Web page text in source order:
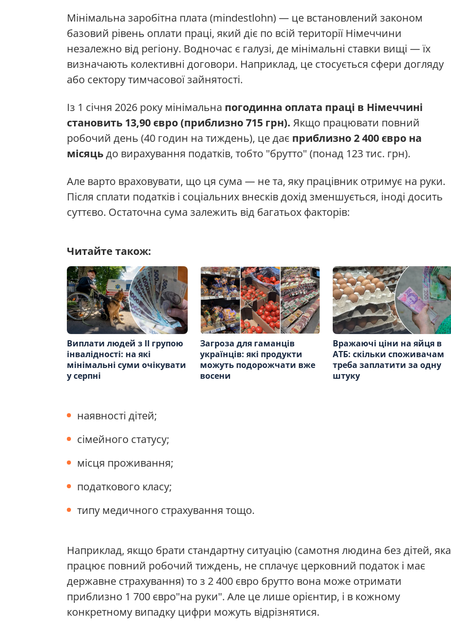
Мінімальна заробітна плата (mindestlohn) — це встановлений законом
базовий рівень оплати праці, який діє по всій території Німеччини
незалежно від регіону. Водночас є галузі, де мінімальні ставки вищі — їх
визначають колективні договори. Наприклад, це стосується сфери догляду
або сектору тимчасової зайнятості.
Із 1 січня 2026 року мінімальна погодинна оплата праці в Німеччині
становить 13,90 євро (приблизно 715 грн). Якщо працювати повний
робочий день (40 годин на тиждень), це дає приблизно 2 400 євро на
місяцьдо вирахування податків, тобто "брутто" (понад 123 тис. грн).
Але варто враховувати, що ця сума — не та, яку працівник отримує на руки.
Після сплати податків і соціальних внесків дохід зменшується, іноді досить
суттєво. Остаточна сума залежить від багатьох факторів:
Читайте також:
Виплати людей з ІІ групою
інвалідності: на які
мінімальні суми очікувати
у серпні
Загроза для гаманців
українців: які продукти
можуть подорожчати вже
восени
Вражаючі ціни на яйця в
АТБ: скільки споживачам
треба заплатити за одну
штуку
наявності дітей;
сімейного статусу;
місця проживання;
податкового класу;
типу медичного страхування тощо.
Наприклад, якщо брати стандартну ситуацію (самотня людина без дітей, яка
працює повний робочий тиждень, не сплачує церковний податок і має
державне страхування) то з 2 400 євро брутто вона може отримати
приблизно 1 700 євро"на руки". Але це лише орієнтир, і в кожному
конкретному випадку цифри можуть відрізнятися.